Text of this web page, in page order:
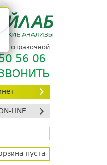
LINE
пуста
справочной
56 06